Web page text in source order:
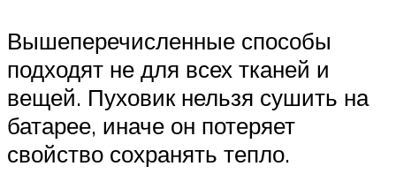
Вышеперечисленные способы
подходят не для всех тканей и
вещей. Пуховик нельзя сушить на
батарее, иначе он потеряет
свойство сохранять тепло.